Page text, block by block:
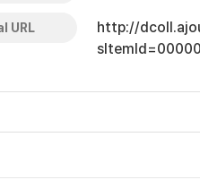
URL
http://